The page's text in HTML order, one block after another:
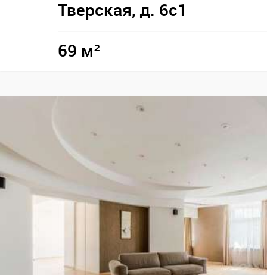
Тверская, д. 6с1
69 м²